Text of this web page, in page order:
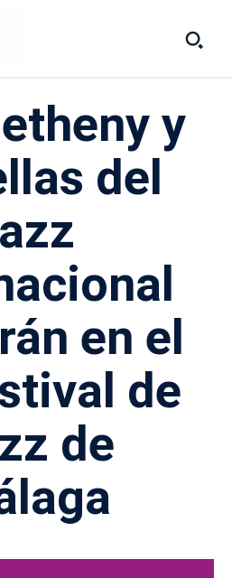
y
del
en el
de
de